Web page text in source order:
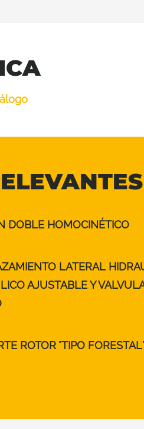
DOBLE HOMOCINÉTICO
LATERAL
AJUSTABLE Y
ROTOR "TIPO